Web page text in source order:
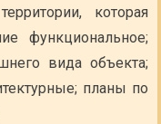
которая
функциональное;
вида объекта;
планы по